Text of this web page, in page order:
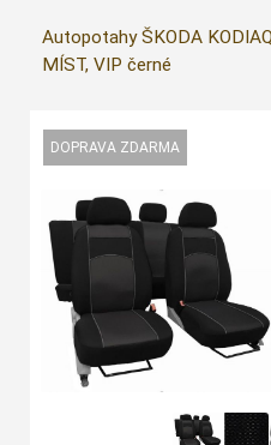
Autopotahy ŠKODA
MÍST, VIP černé